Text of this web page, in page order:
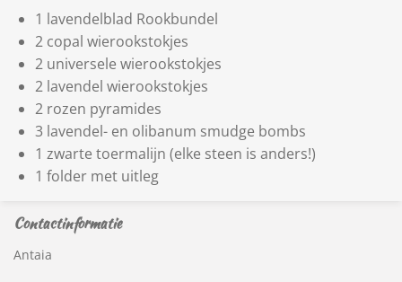
1 lavendelblad Rookbundel
2 copal wierookstokjes
2 universele wierookstokjes
2 lavendel wierookstokjes
2 rozen pyramides
3 lavendel- en olibanum smudge bombs
1 zwarte toermalijn (elke steen is anders!)
1 folder met uitleg
Contactinformatie
Antaia